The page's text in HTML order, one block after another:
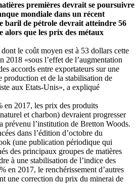
premières devrait se poursuivre
mondiale dans un récent
baril de pétrole devrait atteindre 56
alors que les prix des métaux
le coût moyen est à 53 dollars cette
2018 «sous l’effet de l’augmentation
accords entre exportateurs sur une
production et de la stabilisation de
aux Etats-Unis», a expliqué
en 2017, les prix des produits
et charbon) devraient progresser
prévenu l’institution de Bretton Woods.
dans l’édition d’octobre du
(une publication périodique qui
des principaux groupes de matières
à une stabilisation de l’indice des
en 2017, le renchérissement d’autres
une correction du prix du minerai de